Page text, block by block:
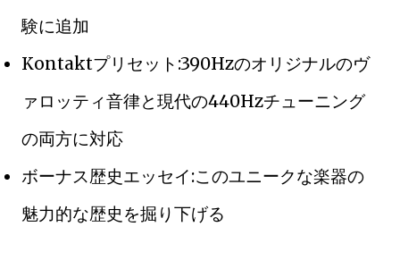
験に追加
Kontaktプリセット:390Hzのオリジナルのヴ
ァロッティ音律と現代の440Hzチューニング
の両方に対応
ボーナス歴史エッセイ:このユニークな楽器の
魅力的な歴史を掘り下げる